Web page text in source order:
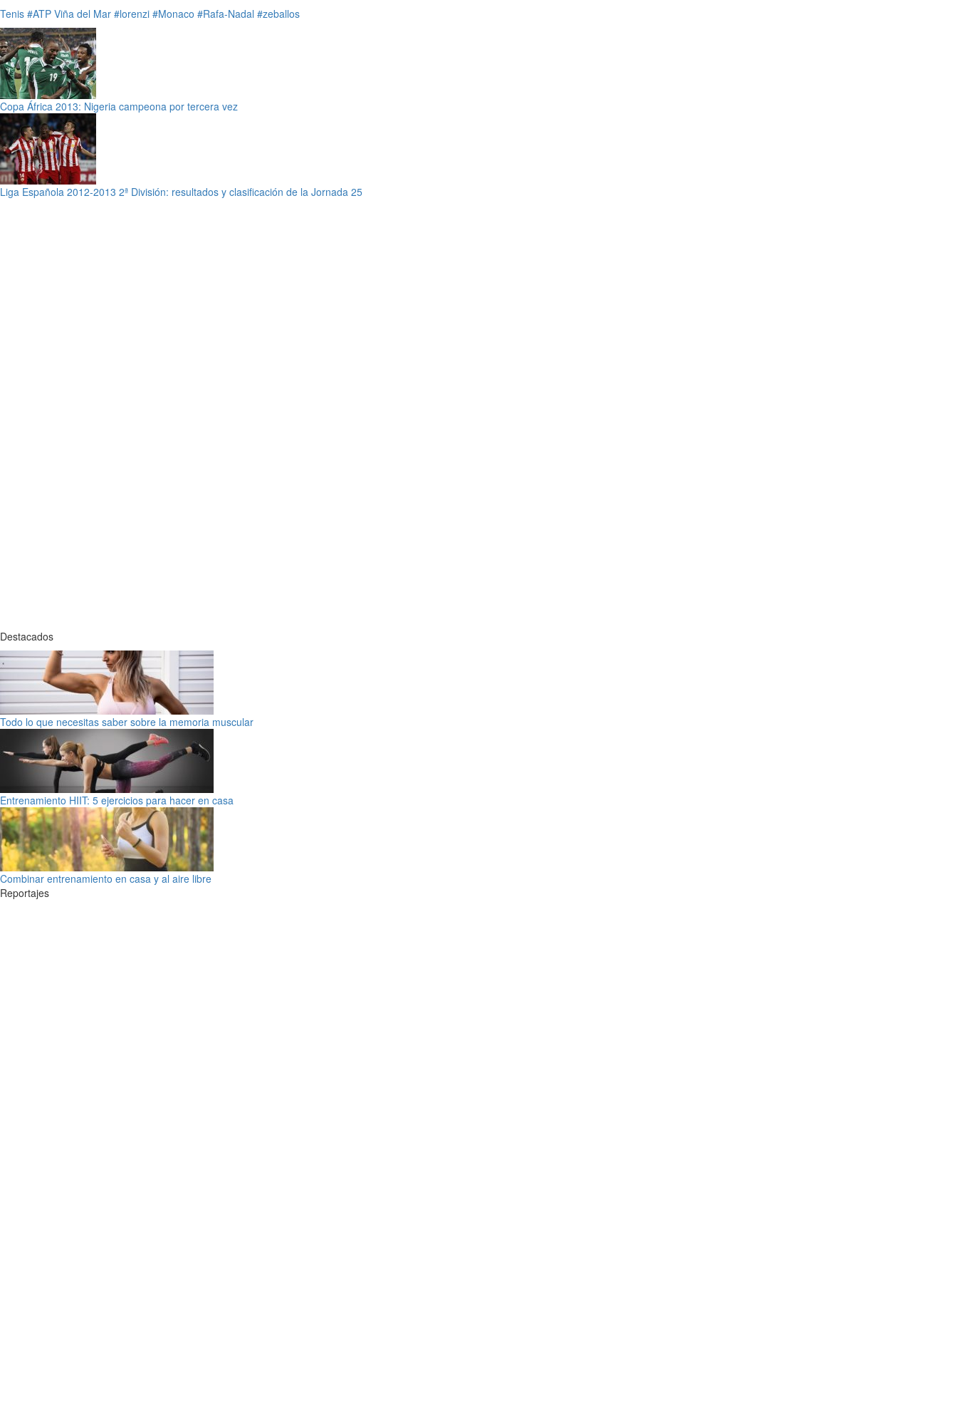
Tenis #ATP Viña del Mar #lorenzi #Monaco #Rafa-Nadal #zeballos
Copa África 2013: Nigeria campeona por tercera vez
Liga Española 2012-2013 2ª División: resultados y clasificación de la Jornada 25
Destacados
Todo lo que necesitas saber sobre la memoria muscular
Entrenamiento HIIT: 5 ejercicios para hacer en casa
Combinar entrenamiento en casa y al aire libre
Reportajes